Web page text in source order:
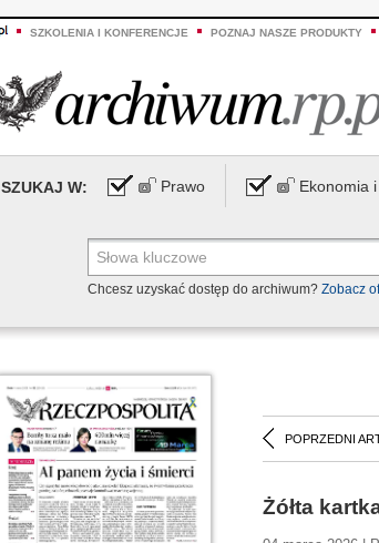
SZKOLENIA I KONFERENCJE POZNAJ NASZE PRODUKTY
SZUKAJ W: Prawo Ekonomia
Chcesz uzyskać dostęp do archiwum? Zobacz
POPRZEDNI
Żółta